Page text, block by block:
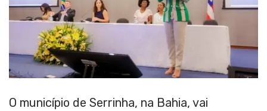
O município de Serrinha, na Bahia, vai